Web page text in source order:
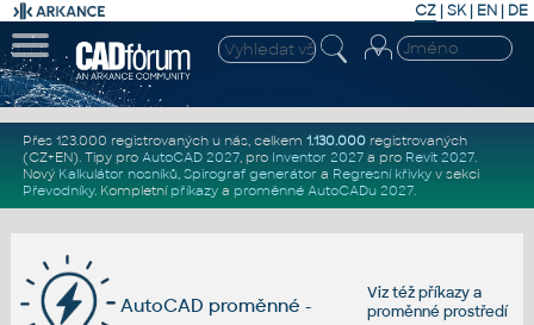
CZ | SK| EN | DE
Přes 123.000 registrovaných u nás, celkem 1.130.000registrovaných
(CZ+EN). Tipy pro AutoCAD 2027, pro Inventor 2027a pro Revit 2027.
Nový Kalkulátor nosníků, Spirograf generátor a Regresní křivkyv sekci
Převodníky. Kompletní příkazya proměnné AutoCADu 2027.
Viz téžpříkazya
proměnné prostředí
AutoCAD proměnné -